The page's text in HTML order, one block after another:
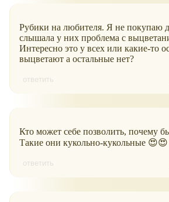
Рубики на любителя. Я не покупаю
слышала у них проблема с
Интересно это у всех или какие-то
выцветают а остальные нет?
ответить
Кто может себе позволить, почему
Такие они кукольно-кукольные 😍😍
ответить